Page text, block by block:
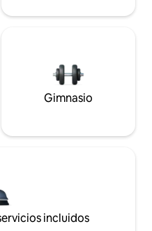
Gimnasio
incluidos